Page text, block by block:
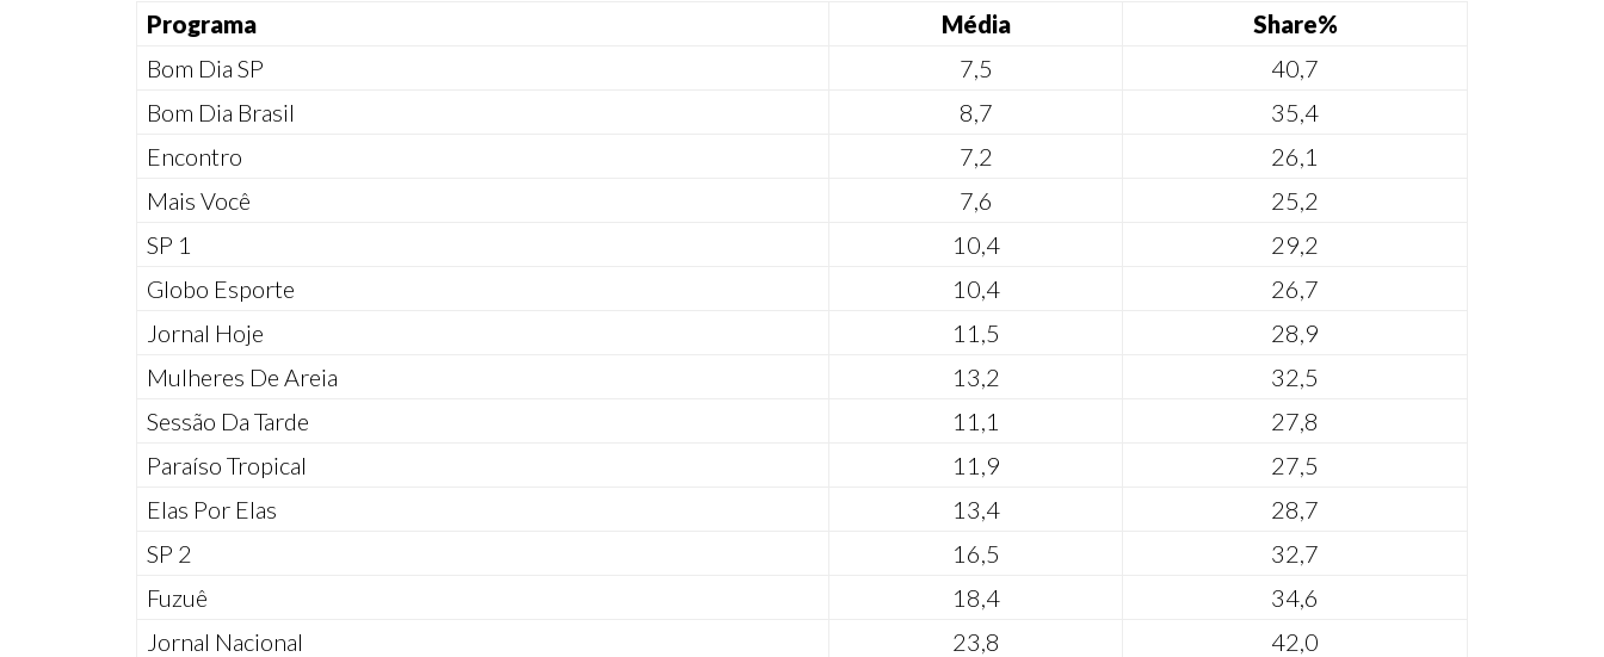
Programa Média
Share%
Bom Dia SP
7,5
40,7
Bom Dia Brasil
8,7
35,4
Encontro
7,2
26,1
Mais Você
7,6
25,2
SP 1
10,4
29,2
Globo Esporte
10,4
26,7
Jornal Hoje
11,5
28,9
Mulheres De Areia
13,2
32,5
Sessão Da Tarde
11,1
27,8
Paraíso Tropical
11,9
27,5
Elas Por Elas
13,4
28,7
SP 2
16,5
32,7
Fuzuê
18,4
34,6
Jornal Nacional
23,8
42,0